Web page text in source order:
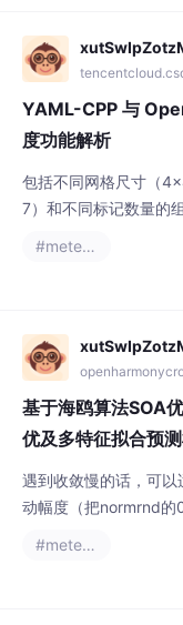
YAML-CPP 与
度功能解析
包括不同网格尺寸（
7）和不同标记数量的
#metersphere
基于海鸥算法SOA
优及多特征拟合预
0+版程序及...
遇到收敛慢的话，可
动幅度（把normrnd的
#metersphere